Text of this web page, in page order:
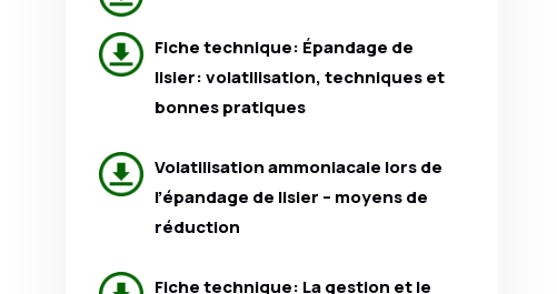
Fiche technique: Épandage de
lisier: volatilisation, techniques et
bonnes pratiques
Volatilisation ammoniacale lors de
l’épandage de lisier – moyens de
réduction
Fiche technique: La gestion et le